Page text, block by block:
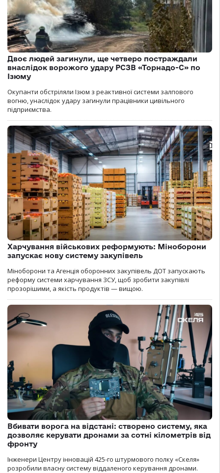
Двоє людей загинули, ще четверо постраждали
внаслідок ворожого удару РСЗВ «Торнадо-С» по
Ізюму
Окупанти обстріляли Ізюм з реактивної системи залпового
вогню, унаслідок удару загинули працівники цивільного
підприємства.
Харчування військових реформують: Міноборони
запускає нову систему закупівель
Міноборони та Агенція оборонних закупівель ДОТ запускають
реформу системи харчування ЗСУ, щоб зробити закупівлі
прозорішими, а якість продуктів — вищою.
Вбивати ворога на відстані: створено систему, яка
дозволяє керувати дронами за сотні кілометрів від
фронту
Інженери Центру інновацій 425-го штурмового полку «Скеля»
розробили власну систему віддаленого керування дронами.